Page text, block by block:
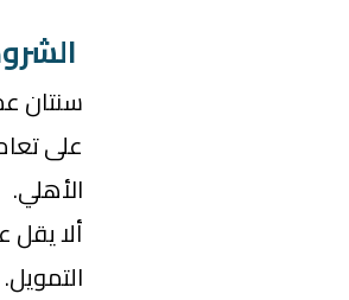
سنتان
الأهلي.
التمويل.